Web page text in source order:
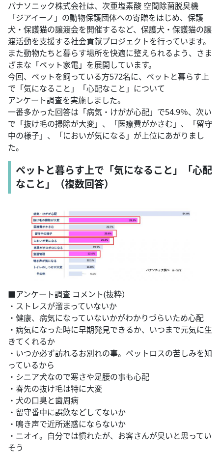
パナソニック株式会社は、次亜塩素酸 空間除菌脱臭機
「ジアイーノ」の動物保護団体への寄贈をはじめ、保護
犬・保護猫の譲渡会を開催するなど、保護犬・保護猫の譲
渡活動を支援する社会貢献プロジェクトを行っています。
また動物たちと暮らす場所を快適に整えられるよう、さま
ざまな「ペット家電」を展開しています。
今回、ペットを飼っている方572名に、ペットと暮らす上
で「気になること」「心配なこと」について
アンケート調査を実施しました。
一番多かった回答は「病気・けがが心配」で54.9％、次い
で「抜け毛の掃除が大変」、「医療費がかさむ」、「留守
中の様子」、「においが気になる」が上位にあがりまし
た。
ペットと暮らす上で「気になること」「心配
なこと」（複数回答）
■アンケート調査 コメント(抜粋）
・ストレスが溜まっていないか
・健康、病気になっていないかがわかりづらいため心配
・病気になった時に早期発見できるか、いつまで元気に生
きてくれるか
・いつか必ず訪れるお別れの事。ペットロスの苦しみを知
っているから
・シニア犬なので寒さや足腰の事も心配
・春先の抜け毛は特に大変
・犬の口臭と歯周病
・留守番中に誤飲などしてないか
・鳴き声で近所迷惑にならないか
・ニオイ。自分では慣れたが、お客さんが臭いと思ってい
そう